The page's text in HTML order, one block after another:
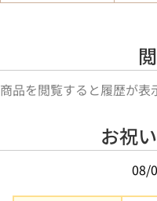
商品を閲覧すると履歴が表
お祝
08/